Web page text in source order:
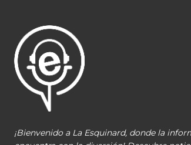
¡Bienvenido a La Esquinard, donde la